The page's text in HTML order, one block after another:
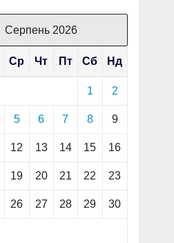
Серпень 2026
Ср Чт Пт Сб Нд
1 2
5 6 7 8 9
12 13 14 15 16
19 20 21 22 23
26 27 28 29 30